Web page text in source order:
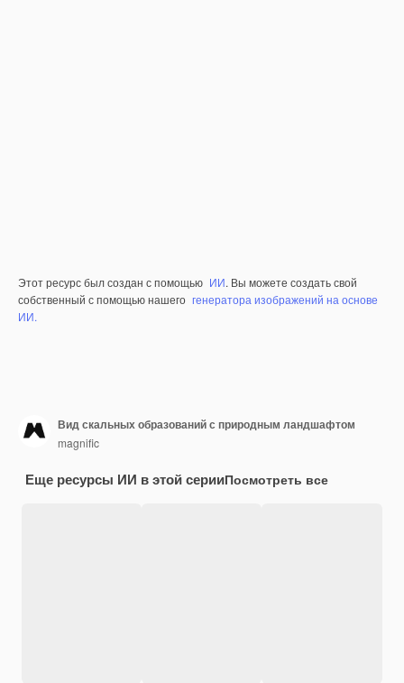
Этот ресурс был создан с помощью ИИ. Вы можете создать свой
собственный с помощью нашего генератора изображений на основе
ИИ.
Вид скальных образований с природным ландшафтом
magnific
Еще ресурсы ИИ в этой серииПосмотреть все